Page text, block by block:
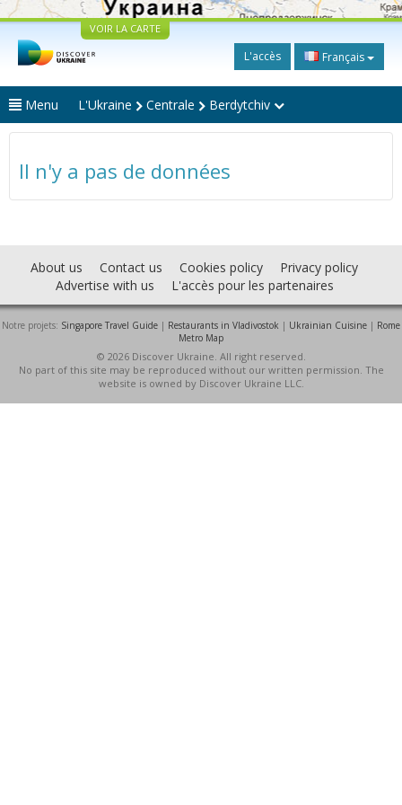
VOIR LA CARTE
L'accès Français
Menu L'Ukraine Centrale Berdytchiv
Il n'y a pas de données
About us Contact us Cookies policy
Privacy policy
Advertise with us
L'accès pour les partenaires
Notre projets: Singapore Travel Guide | Restaurants in Vladivostok | Ukrainian Cuisine | Rome
Metro Map
© 2026 Discover Ukraine. All right reserved.
No part of this site may be reproduced without our written permission. The
website is owned by Discover Ukraine LLC.